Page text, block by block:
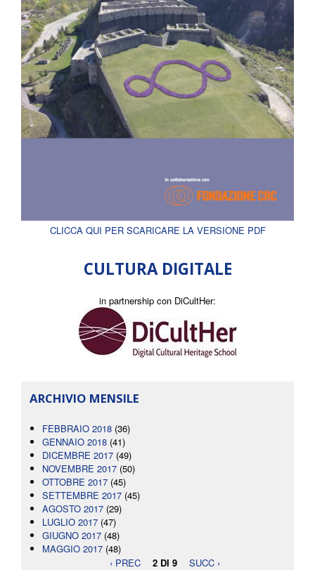
CLICCA QUI PER SCARICARE LA VERSIONE PDF
CULTURA DIGITALE
in partnership con DiCultHer:
ARCHIVIO MENSILE
FEBBRAIO 2018 (36)
GENNAIO 2018 (41)
DICEMBRE 2017 (49)
NOVEMBRE 2017 (50)
OTTOBRE 2017 (45)
SETTEMBRE 2017 (45)
AGOSTO 2017 (29)
LUGLIO 2017 (47)
GIUGNO 2017 (48)
MAGGIO 2017 (48)
‹ PREC
2 DI 9 SUCC ›